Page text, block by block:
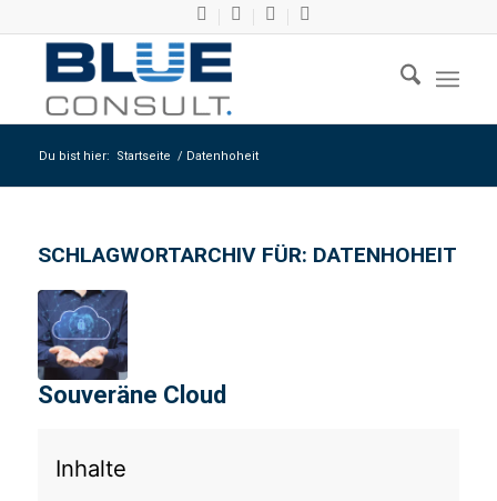
Du bist hier: Startseite / Datenhoheit
SCHLAGWORTARCHIV FÜR: DATENHOHEIT
Souveräne Cloud
Inhalte